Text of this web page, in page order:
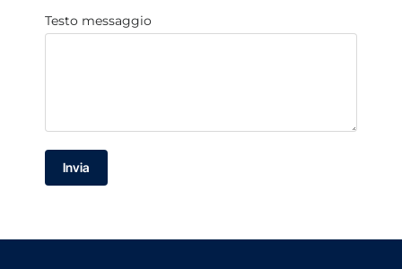
Testo messaggio
Invia